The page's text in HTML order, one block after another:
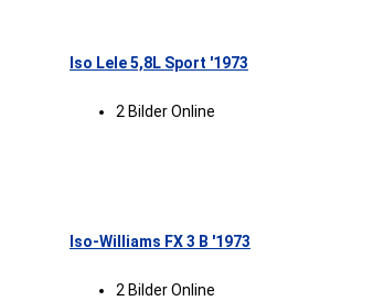
Iso Lele 5,8L Sport '1973
2 Bilder Online
Iso-Williams FX 3 B '1973
2 Bilder Online